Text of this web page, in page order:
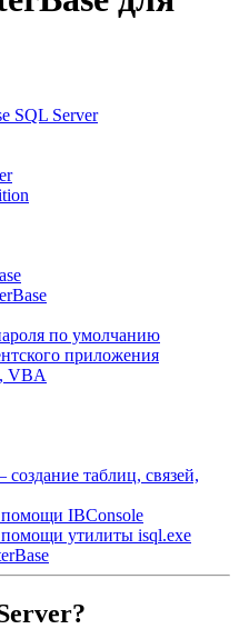
SQL Server
по умолчанию
приложения
VBA
таблиц, связей,
помощи IBConsole
утилиты isql.exe